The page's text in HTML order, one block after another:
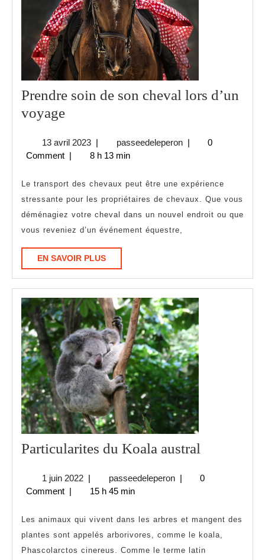
Prendre soin de son cheval lors d’un
voyagePrendre
de
son
cheval
lors
d’un
voyage
13 avril 202313
avril
| passeedeleperonpasseedeleperon
|
0
Comment | 8 h 13 min
Le transport des chevaux peut être une expérience
stressante pour les propriétaires de chevaux. Que vous
déménagiez votre cheval dans un nouvel endroit ou que
vous reveniez d’un événement équestre,
EN SAVOIR PLUSEN
SAVOIR
Particularites du Koala austral
Koala
1 juin 20221
juin
| passeedeleperonpasseedeleperon
|
0
Comment | 15 h 45 min
plantes sont appelés arborivores, comme le koala,
Phascolarctos cinereus. Comme le terme latin